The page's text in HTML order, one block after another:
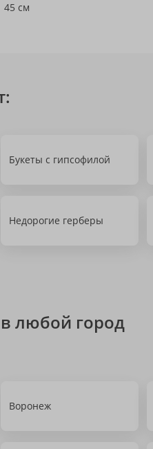
45 см
Букеты с гипсофилой
Недорогие герберы
любой город
Воронеж